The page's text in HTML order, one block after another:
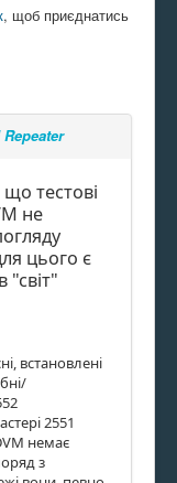
, щоб приєднатись
тестові
не
цього є
"світ"
встановлені
2551
немає
з